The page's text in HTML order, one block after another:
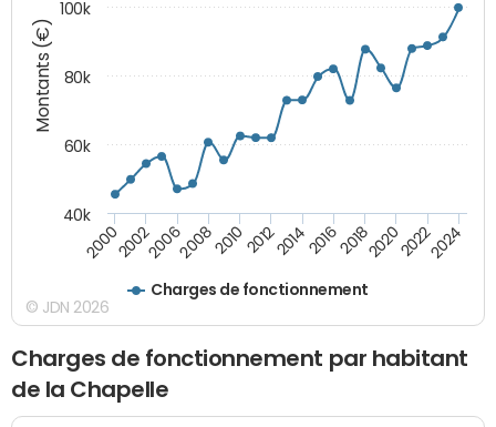
Montants (€)
Charges de fonctionnement
200020022006200820102012201420162018202020222024
40k
60k
80k
100k
© JDN 2026
Charges de fonctionnement par habitant
de la Chapelle